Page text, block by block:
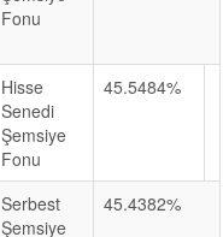
Fonu
Hisse
Senedi
Şemsiye
Fonu
45.5484%
Serbest
Şemsiye
45.4382%